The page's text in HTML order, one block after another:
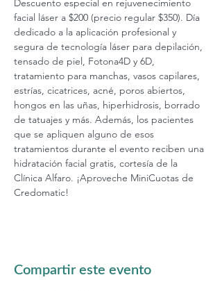
Descuento especial en rejuvenecimiento
facial láser a $200 (precio regular $350). Día
dedicado a la aplicación profesional y
segura de tecnología láser para depilación,
tensado de piel, Fotona4D y 6D,
tratamiento para manchas, vasos capilares,
estrías, cicatrices, acné, poros abiertos,
hongos en las uñas, hiperhidrosis, borrado
de tatuajes y más. Además, los pacientes
que se apliquen alguno de esos
tratamientos durante el evento reciben una
hidratación facial gratis, cortesía de la
Clínica Alfaro. ¡Aproveche MiniCuotas de
Credomatic!
Compartir este evento